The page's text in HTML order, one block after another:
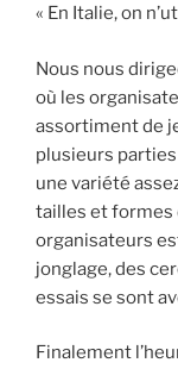
« En Italie, on
Nous nous
où les
assortiment de
plusieurs
une variété
tailles et formes
organisateurs
jonglage, des
essais se sont
Finalement